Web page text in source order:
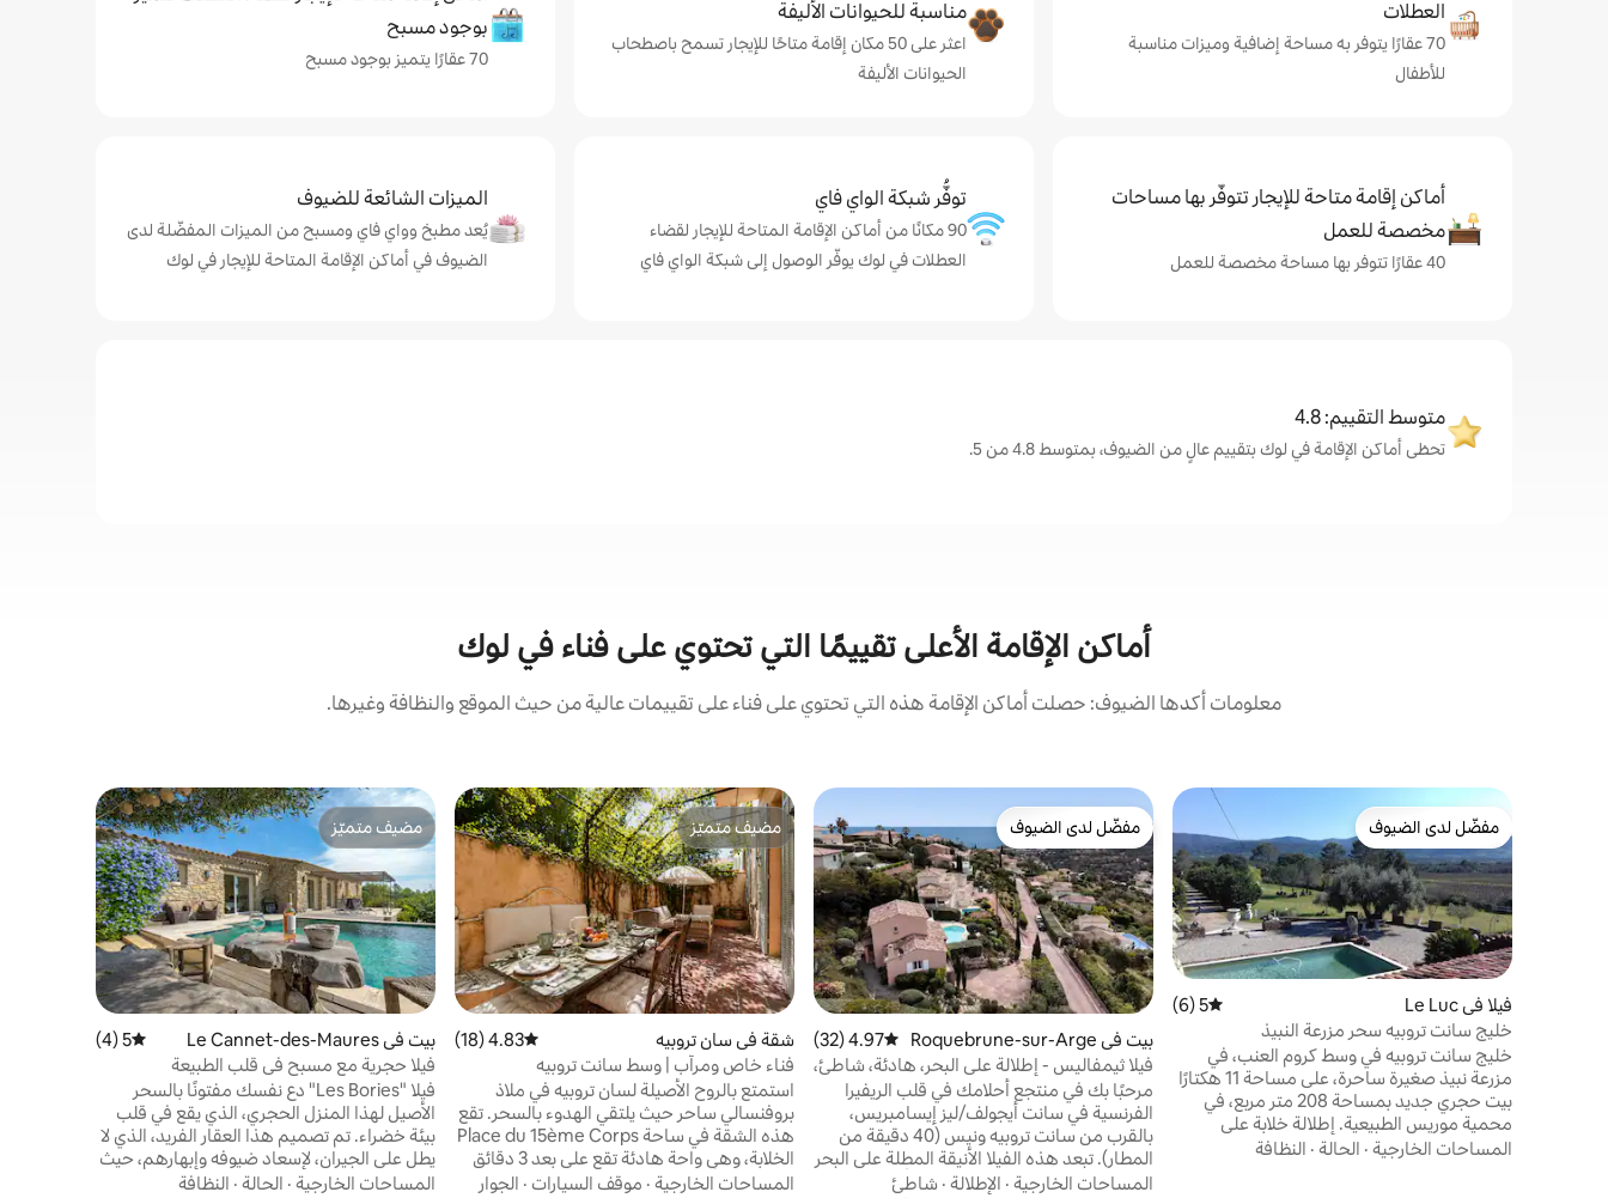
العطلات
70 عقارًا يتوفر به مساحة إضافية وميزات مناسبة
للأطفال
مناسبة للحيوانات الأليفة
اعثر على 50 مكان إقامة متاحًا للإيجار تسمح باصطحاب
الحيوانات الأليفة
بوجود مسبح
70 عقارًا يتميز بوجود مسبح
أماكن إقامة متاحة للإيجار تتوفّر بها مساحات
مخصصة للعمل
40 عقارًا تتوفر بها مساحة مخصصة للعمل
توفُّر شبكة الواي فاي
90 مكانًا من أماكن الإقامة المتاحة للإيجار لقضاء
العطلات في لوك يوفّر الوصول إلى شبكة الواي فاي
الميزات الشائعة للضيوف
يُعد مطبخ وواي فاي ومسبح من الميزات المفضّلة لدى
الضيوف في أماكن الإقامة المتاحة للإيجار في لوك
متوسط التقييم: 4.8
تحظى أماكن الإقامة في لوك بتقييم عالٍ من الضيوف، بمتوسط 4.8 من 5.
أماكن الإقامة الأعلى تقييمًا التي تحتوي على فناء في لوك
معلومات أكدها الضيوف: حصلت أماكن الإقامة هذه التي تحتوي على فناء على تقييمات عالية من حيث الموقع والنظافة وغيرها.
مفضّل لدى الضيوف
مفضّل لدى الضيوف
فيلا في Le Luc متوسط التقييم 5 من 5، 6 مراجعات
5 (6)
خليج سانت تروبيه سحر مزرعة النبيذ
خليج سانت تروبيه في وسط كروم العنب، في
مزرعة نبيذ صغيرة ساحرة، على مساحة 11 هكتارًا
بيت حجري جديد بمساحة 208 متر مربع، في
محمية موريس الطبيعية. إطلالة خلابة على
سلسلة جبال موريس الجميلة. 6 كم من قرية
المساحات الخارجية · الحالة · النظافة
مفضّل لدى الضيوف
مفضّل لدى الضيوف
بيت في Roquebrune-sur-Arge
ns
متوسط التقييم 4.97 من 5، 32 مراجعات
4.97 (32)
فيلا ثيمفاليس - إطلالة على البحر، هادئة، شاطئ،
تنس
مرحبًا بك في منتجع أحلامك في قلب الريفيرا
الفرنسية في سانت أيجولف/ليز إيسامبريس،
بالقرب من سانت تروبيه ونيس (40 دقيقة من
المطار). تبعد هذه الفيلا الأنيقة المطلة على البحر
المساحات الخارجية · الإطلالة · شاطئ
مضيف متميّز
مضيف متميّز
شقة في سان تروبيه متوسط التقييم 4.83 من 5، 18 مراجعات
4.83 (18)
فناء خاص ومرآب | وسط سانت تروبيه
استمتع بالروح الأصيلة لسان تروبيه في ملاذ
بروفنسالي ساحر حيث يلتقي الهدوء بالسحر. تقع
هذه الشقة في ساحة Place du 15ème Corps
الخلابة، وهي واحة هادئة تقع على بعد 3 دقائق
سيرًا على الأقدام من ميناء Vieux Port وساحة
المساحات الخارجية · موقف السيارات · الجوار
مضيف متميّز
مضيف متميّز
بيت في Le Cannet-des-Maures متوسط التقييم 5 من 5، 4 مراجعات
5 (4)
فيلا حجرية مع مسبح في قلب الطبيعة
فيلا "Les Bories" دع نفسك مفتونًا بالسحر
الأصيل لهذا المنزل الحجري، الذي يقع في قلب
بيئة خضراء. تم تصميم هذا العقار الفريد، الذي لا
يطل على الجيران، لإسعاد ضيوفه وإبهارهم، حيث
يوفر الخصوصية الكاملة والهدوء المطلق. على
المساحات الخارجية · الحالة · النظافة